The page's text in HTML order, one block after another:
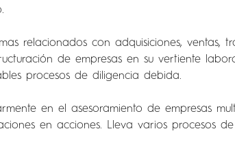
relacionados con adquisiciones, ventas,
de empresas en su vertiente
procesos de diligencia debida.
en el asesoramiento de empresas
en acciones. Lleva varios procesos